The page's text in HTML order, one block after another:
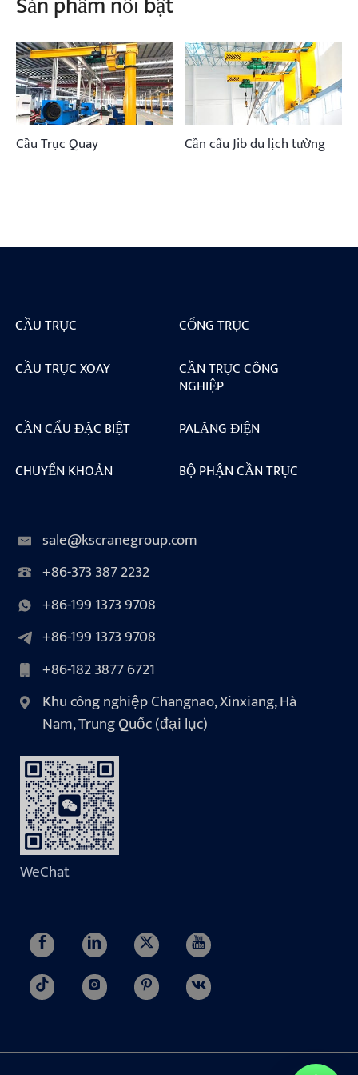
Cầu Trục Quay Cần cẩu Jib du lịch tường
CẦU TRỤC
CỔNG TRỤC
CẦU TRỤC XOAY
CẦN TRỤC CÔNG
NGHIỆP
CẦN CẨU ĐẶC BIỆT
PALĂNG ĐIỆN
CHUYỂN KHOẢN
BỘ PHẬN CẦN TRỤC
sale@kscranegroup.com
+86-373 387 2232
+86-199 1373 9708
+86-199 1373 9708
+86-182 3877 6721
Khu công nghiệp Changnao, Xinxiang, Hà
Nam, Trung Quốc (đại lục)
WeChat